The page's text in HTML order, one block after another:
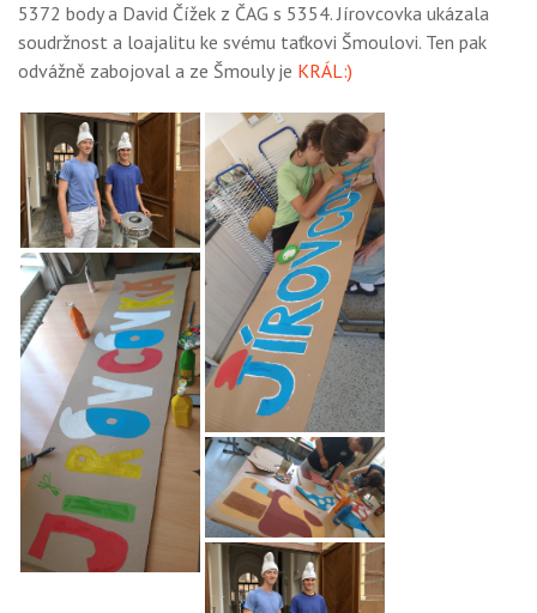
5372 body a David Čížek z ČAG s 5354. Jírovcovka ukázala
soudržnost a loajalitu ke svému taťkovi Šmoulovi. Ten pak
odvážně zabojoval a ze Šmouly je KRÁL:)